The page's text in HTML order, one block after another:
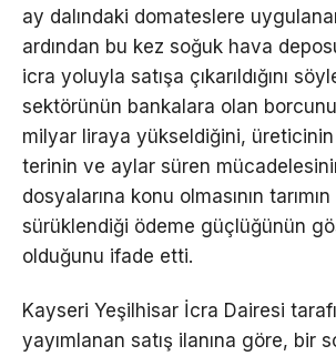
ay dalındaki domateslere
ardından bu kez soğuk hava
icra yoluyla satışa çıkarıldığını
sektörünün bankalara olan
milyar liraya yükseldiğini, üreticinin
terinin ve aylar süren
dosyalarına konu olmasının
sürüklendiği ödeme güçlüğünün
olduğunu ifade etti.
Kayseri Yeşilhisar İcra Dairesi
yayımlanan satış ilanına göre, bir